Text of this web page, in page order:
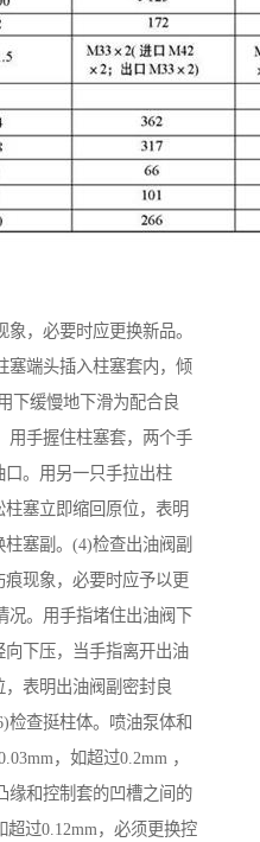
，必要时应更换新品。
塞端头插入柱塞套内，倾
下缓慢地下滑为配合良
用手握住柱塞套，两个手
。用另一只手拉出柱
塞立即缩回原位，表明
塞副。(4)检查出油阀副
现象，必要时应予以更
况。用手指堵住出油阀下
下压，当手指离开出油
表明出油阀副密封良
检查挺柱体。喷油泵体和
，如超过0.2mm ，
缘和控制套的凹槽之间的
超过0.12mm，必须更换控